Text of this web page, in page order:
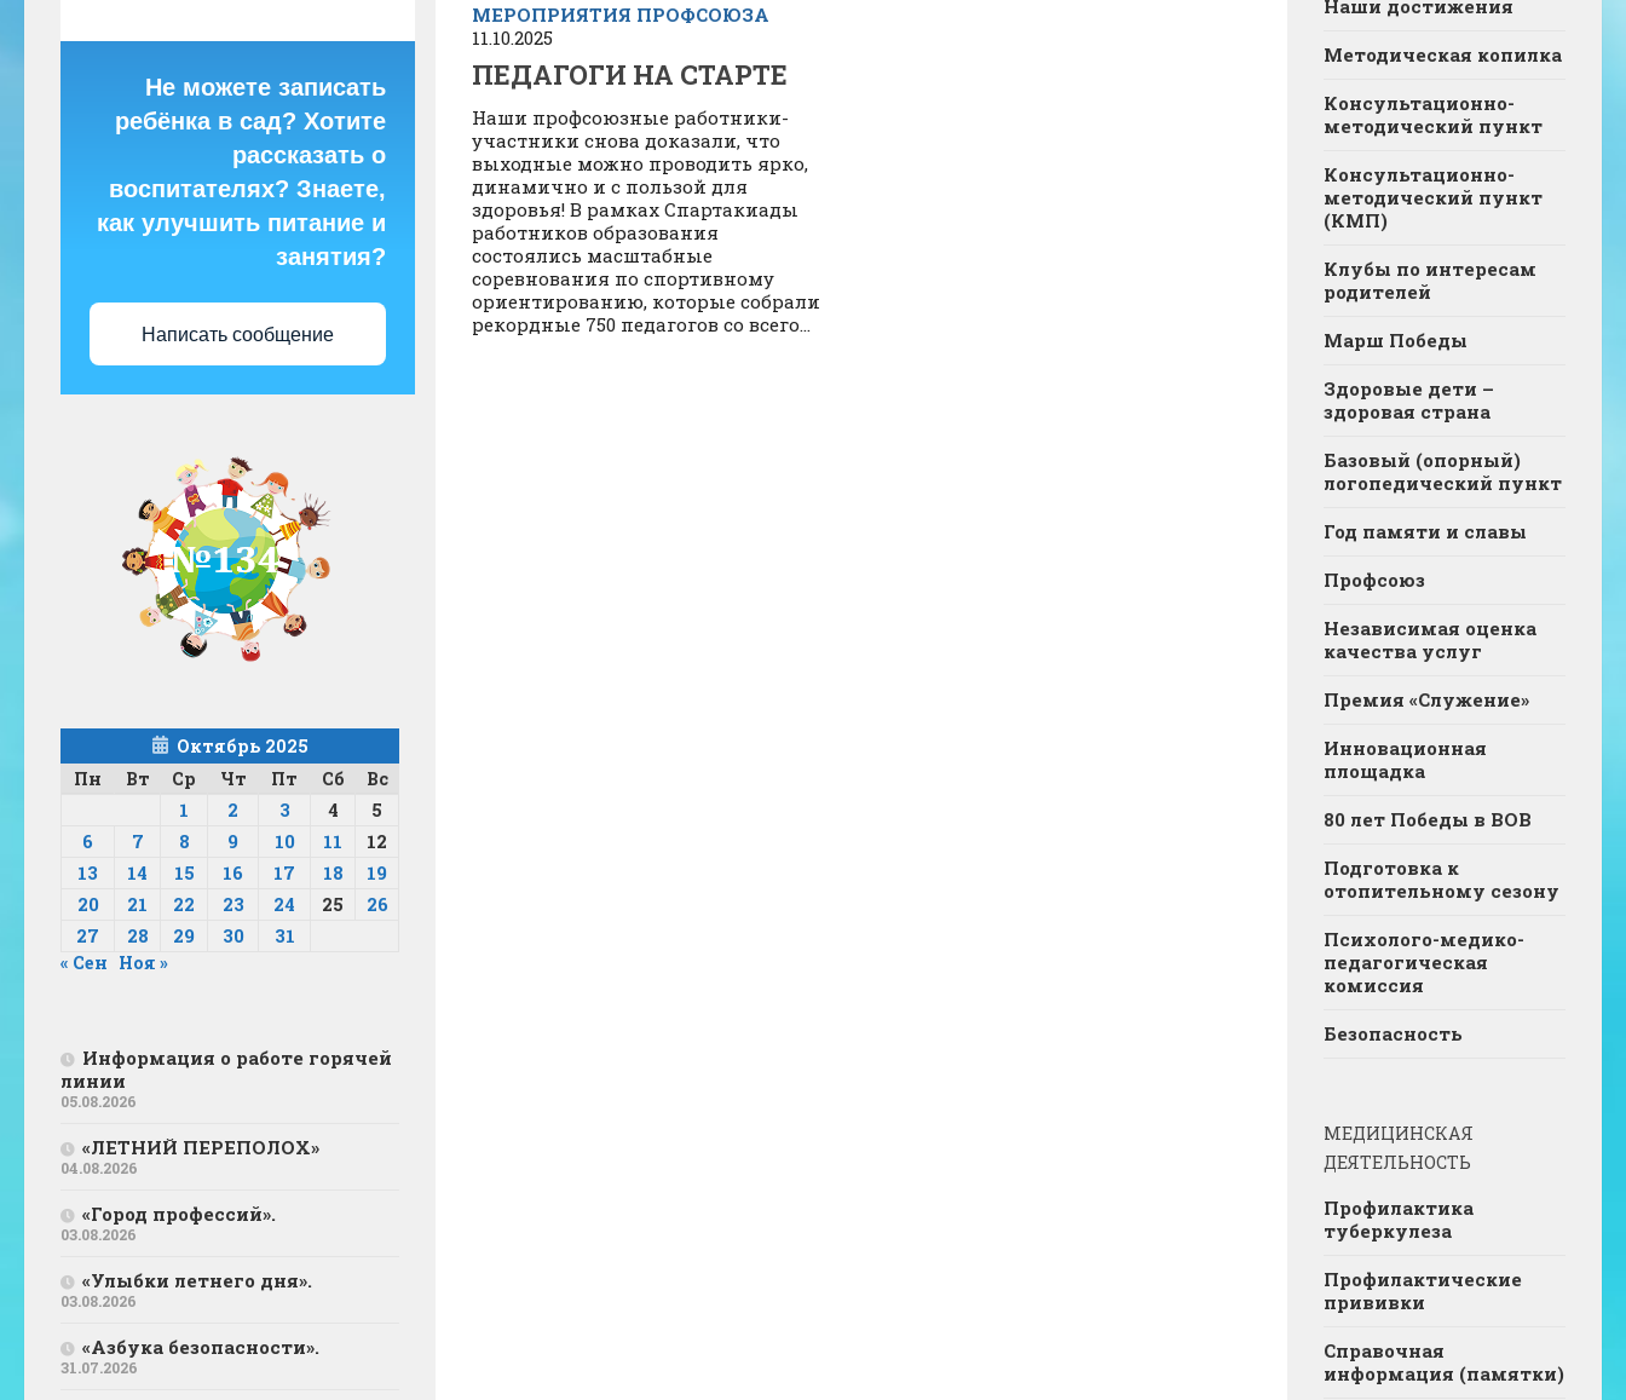
МЕРОПРИЯТИЯ ПРОФСОЮЗА
11.10.2025
ПЕДАГОГИ НА СТАРТЕ
Наши профсоюзные работники-
участники снова доказали, что
выходные можно проводить ярко,
динамично и с пользой для
здоровья! В рамках Спартакиады
работников образования
состоялись масштабные
соревнования по спортивному
ориентированию, которые собрали
рекордные 750 педагогов со всего...
Не можете записать
ребёнка в сад? Хотите
рассказать о
воспитателях? Знаете,
как улучшить питание и
занятия?
Написать сообщение
Октябрь 2025
Пн
Вт Ср Чт Пт Сб Вс
1 2 3 4
5
6
7 8 9 10 11
12
13
14 15 16 17 18
19
20
21 22 23 24 25
26
27
28 29 30 31
« Сен Ноя »
Информация о работе горячей
линии
05.08.2026
«ЛЕТНИЙ ПЕРЕПОЛОХ»
04.08.2026
«Город профессий».
03.08.2026
«Улыбки летнего дня».
03.08.2026
«Азбука безопасности».
31.07.2026
Наши достижения
Методическая копилка
Консультационно-
методический пункт
Консультационно-
методический пункт
(КМП)
Клубы по интересам
родителей
Марш Победы
Здоровые дети –
здоровая страна
Базовый (опорный)
логопедический пункт
Год памяти и славы
Профсоюз
Независимая оценка
качества услуг
Премия «Служение»
Инновационная
площадка
80 лет Победы в ВОВ
Подготовка к
отопительному сезону
Психолого-медико-
педагогическая
комиссия
Безопасность
МЕДИЦИНСКАЯ
ДЕЯТЕЛЬНОСТЬ
Профилактика
туберкулеза
Профилактические
прививки
Справочная
информация (памятки)